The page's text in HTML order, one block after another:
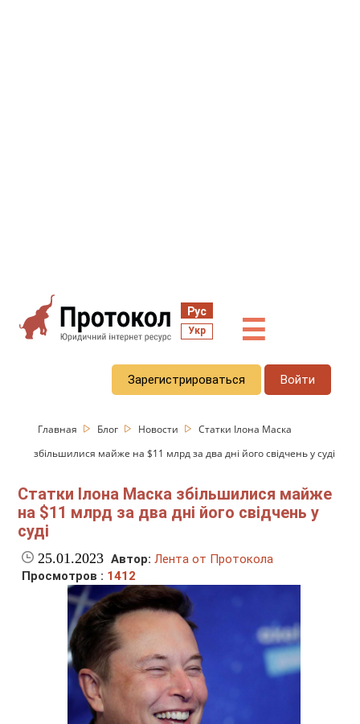
Рус
Укр ☰
Зарегистрироваться Войти
Главная Блог Новости
Статки Ілона Маска
збільшилися майже на $11 млрд за два дні його свідчень у суді
Статки Ілона Маска збільшилися майже
на $11 млрд за два дні його свідчень у
суді
25.01.2023 Автор: Лента от Протокола
Просмотров : 1412